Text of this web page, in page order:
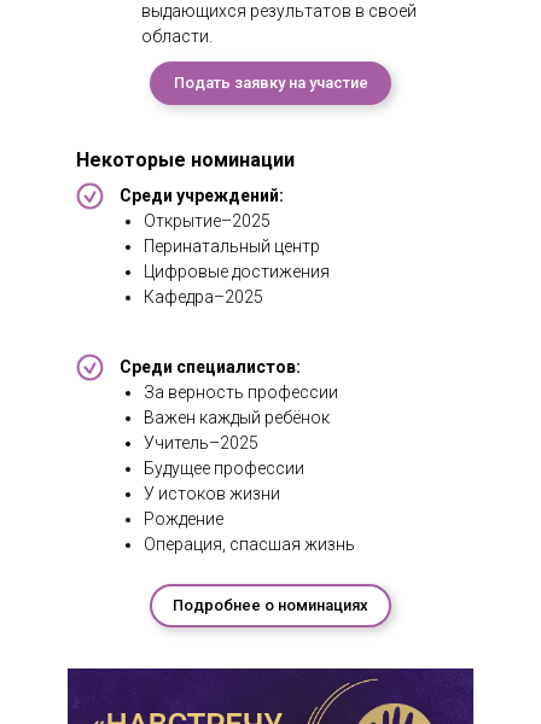
выдающихся результатов в своей
области.
Некоторые номинации
Среди учреждений:
Открытие–2025
Перинатальный центр
Цифровые достижения
Кафедра–2025
Среди специалистов:
За верность профессии
Важен каждый ребёнок
Учитель–2025
Будущее профессии
У истоков жизни
Рождение
Операция, спасшая жизнь
Подать заявку на участие
Подробнее о номинациях